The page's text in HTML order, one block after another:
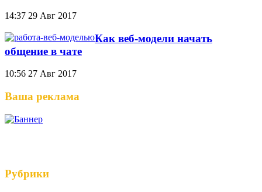
14:37 29 Авг 2017
Как веб-модели начать
общение в чате
10:56 27 Авг 2017
Ваша реклама
Рубрики